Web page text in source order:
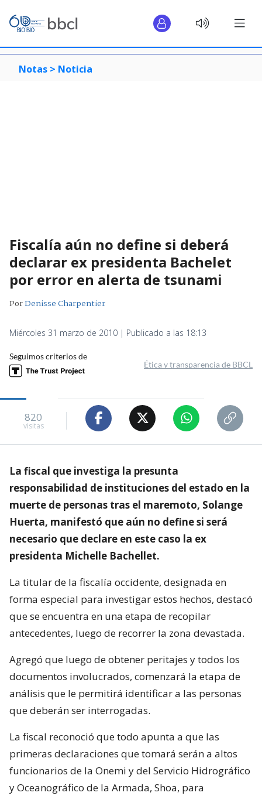
Notas > Noticia
Fiscalía aún no define si deberá
declarar ex presidenta Bachelet
por error en alerta de tsunami
PorDenisse Charpentier
Miércoles 31 marzo de 2010 | Publicado a las 18:13
Seguimos criterios de
Ética y transparencia de BBCL
820
visitas
La fiscal que investiga la presunta
responsabilidad de instituciones del estado en la
muerte de personas tras el maremoto, Solange
Huerta, manifestó que aún no define si será
necesario que declare en este caso la ex
presidenta Michelle Bachellet.
La titular de la fiscalía occidente, designada en
forma especial para investigar estos hechos, destacó
que se encuentra en una etapa de recopilar
antecedentes, luego de recorrer la zona devastada.
Agregó que luego de obtener peritajes y todos los
documentos involucrados, comenzará la etapa de
análisis que le permitirá identificar a las personas
que deberán ser interrogadas.
La fiscal reconoció que todo apunta a que las
primeras declaraciones que tomará serán a altos
funcionarios de la Onemi y del Servicio Hidrográfico
y Oceanográfico de la Armada, Shoa, para